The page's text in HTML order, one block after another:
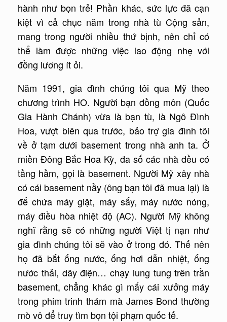
hành như bọn trẻ! Phần khác, sức lực đã cạn
kiệt vì cả chục năm trong nhà tù Cộng sản,
mang trong người nhiều thứ bịnh, nên chỉ có
thể làm được những việc lao động nhẹ với
đồng lương ít ỏi.
Năm 1991, gia đình chúng tôi qua Mỹ theo
chương trình HO. Người bạn đồng môn (Quốc
Gia Hành Chánh) vừa là bạn tù, là Ngô Đình
Hoa, vượt biên qua trước, bảo trợ gia đình tôi
về ở tạm dưới basement trong nhà anh ta. Ở
miền Đông Bắc Hoa Kỳ, đa số các nhà đều có
tầng hầm, gọi là basement. Người Mỹ xây nhà
có cái basement nầy (ông bạn tôi đã mua lại) là
để chứa máy giặt, máy sấy, máy nước nóng,
máy điều hòa nhiệt độ (AC). Người Mỹ không
nghĩ rằng sẽ có những người Việt tị nạn như
gia đình chúng tôi sẽ vào ở trong đó. Thế nên
họ đã bắt ống nước, ống hơi dẫn nhiệt, ống
nước thải, dây điện… chạy lung tung trên trần
basement, chẳng khác gì mấy cái xưởng máy
trong phim trinh thám mà James Bond thường
mò vô để truy tìm bọn tội phạm quốc tế.